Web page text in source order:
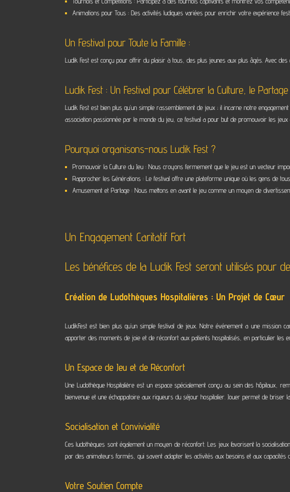
Animations pour Tous : Des activités ludiques variées pour enrichir votre expérience
Un Festival pour Toute la Famille :
Ludik Fest est conçu pour offrir du plaisir à tous, des plus jeunes aux plus âgés. Avec
Ludik Fest : Un Festival pour Célébrer la Culture, le
Ludik Fest est bien plus qu’un simple rassemblement de jeux ; il incarne notre
association passionnée par le monde du jeu, ce festival a pour but de promouvoir les
Pourquoi organisons-nous Ludik Fest ?
Promouvoir la Culture du Jeu : Nous croyons fermement que le jeu est un vecteur
Rapprocher les Générations : Le festival offre une plateforme unique où les gens de
Amusement et Partage : Nous mettons en avant le jeu comme un moyen de
Un Engagement Caritatif Fort
Les bénéfices de la Ludik Fest seront utilisés pour
Création de Ludothèques Hospitalières : Un Projet de Cœur
LudikFest est bien plus qu’un simple festival de jeux. Notre événement a une mission
apporter des moments de joie et de réconfort aux patients hospitalisés, en particulier les
Un Espace de Jeu et de Réconfort
Une Ludothèque Hospitalière est un espace spécialement conçu au sein des hôpitaux,
bienvenue et une échappatoire aux rigueurs du séjour hospitalier. Jouer permet de
Socialisation et Convivialité
Ces ludothèques sont également un moyen de réconfort. Les jeux favorisent la
par des animateurs formés, qui savent adapter les activités aux besoins et aux capacités
Votre Soutien Compte